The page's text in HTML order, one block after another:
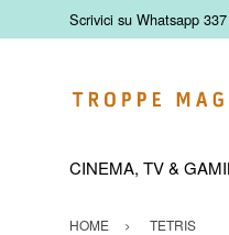
Scrivici su Whatsapp
CINEMA, TV &
HOME TETRIS